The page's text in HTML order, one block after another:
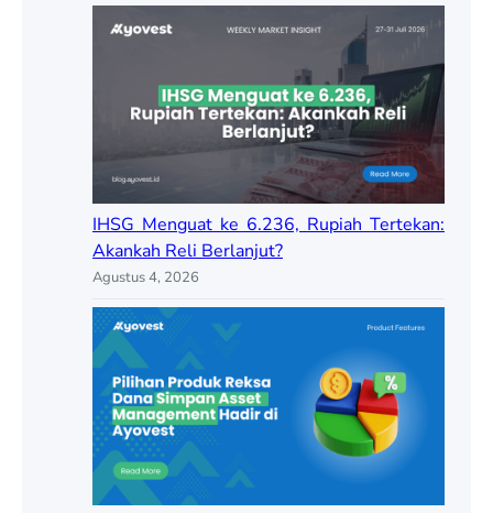
IHSG Menguat ke 6.236, Rupiah Tertekan:
Akankah Reli Berlanjut?
Agustus 4, 2026